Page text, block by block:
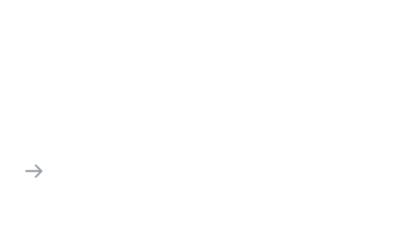
Mes petits-enfants viennent passer le